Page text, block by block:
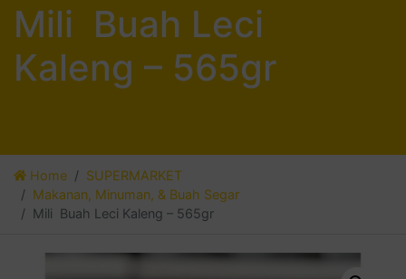
Mili Buah Leci
Kaleng – 565gr
Home
SUPERMARKET
Makanan, Minuman, & Buah Segar
Mili Buah Leci Kaleng – 565gr